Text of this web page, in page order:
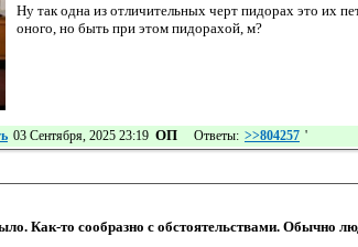
Ну так одна из отличительных черт пидорах это их
оного, но быть при этом пидорахой, м?
03 Сентября, 2025 23:19 ОП Ответы: >>804257 '
Как-то сообразно с обстоятельствами. Обычно